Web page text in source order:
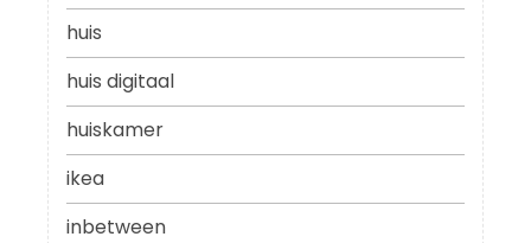
huis
huis digitaal
huiskamer
ikea
inbetween